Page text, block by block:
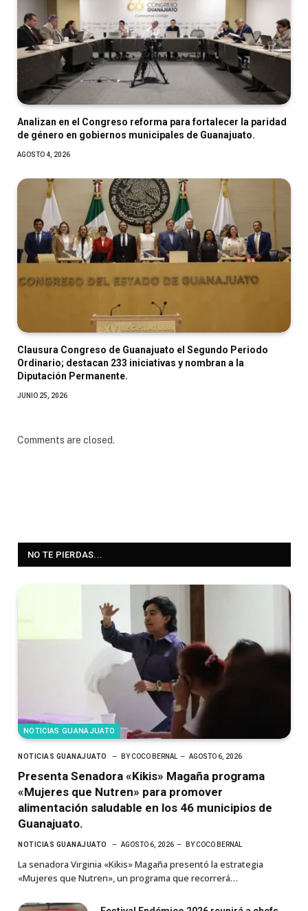
Analizan en el Congreso reforma para fortalecer la paridad
de género en gobiernos municipales de Guanajuato.
AGOSTO 4, 2026
Clausura Congreso de Guanajuato el Segundo Periodo
Ordinario; destacan 233 iniciativas y nombran a la
Diputación Permanente.
JUNIO 25, 2026
Comments are closed.
NO TE PIERDAS...
NOTICIAS GUANAJUATO
NOTICIAS GUANAJUATO BY COCO BERNAL AGOSTO 6, 2026
Presenta Senadora «Kikis» Magaña programa
«Mujeres que Nutren» para promover
alimentación saludable en los 46 municipios de
Guanajuato.
NOTICIAS GUANAJUATO AGOSTO 6, 2026 BY COCO BERNAL
La senadora Virginia «Kikis» Magaña presentó la estrategia
«Mujeres que Nutren», un programa que recorrerá…